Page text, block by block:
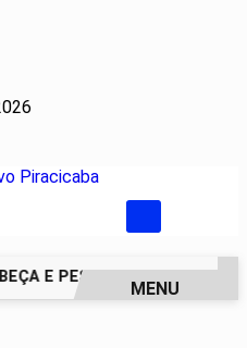
E PESCOÇO EVOLUI E
MENU